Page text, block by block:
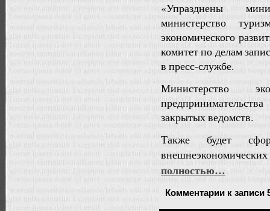
«Упразднены
министерство
экономического
комитет по делам
в пресс-службе.
Министерство
закрытых ведомств.
Также будет
полностью…
Комментарии к записи